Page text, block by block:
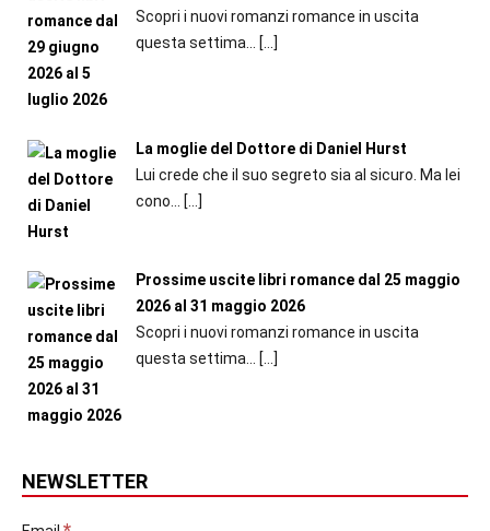
Scopri i nuovi romanzi romance in uscita
questa settima...
[…]
La moglie del Dottore di Daniel Hurst
Lui crede che il suo segreto sia al sicuro. Ma lei
cono...
[…]
Prossime uscite libri romance dal 25 maggio
2026 al 31 maggio 2026
Scopri i nuovi romanzi romance in uscita
questa settima...
[…]
NEWSLETTER